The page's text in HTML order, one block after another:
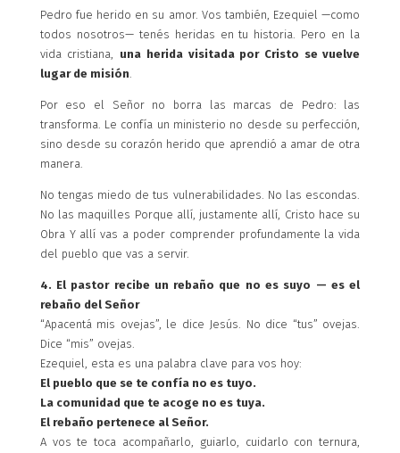
Pedro fue herido en su amor. Vos también, Ezequiel —como
todos nosotros— tenés heridas en tu historia. Pero en la
vida cristiana, una herida visitada por Cristo se vuelve
lugar de misión
Por eso el Señor no borra las marcas de Pedro: las
transforma. Le confía un ministerio no desde su perfección,
sino desde su corazón herido que aprendió a amar de otra
manera.
No tengas miedo de tus vulnerabilidades. No las escondas.
No las maquilles Porque allí, justamente allí, Cristo hace su
Obra Y allí vas a poder comprender profundamente la vida
del pueblo que vas a servir.
4. El pastor recibe un rebaño que no es suyo — es el
rebaño del Señor
“Apacentá mis ovejas”, le dice Jesús. No dice “tus” ovejas.
Dice “mis” ovejas.
Ezequiel, esta es una palabra clave para vos hoy:
El pueblo que se te confía no es tuyo.
La comunidad que te acoge no es tuya.
El rebaño pertenece al Señor.
A vos te toca acompañarlo, guiarlo, cuidarlo con ternura,